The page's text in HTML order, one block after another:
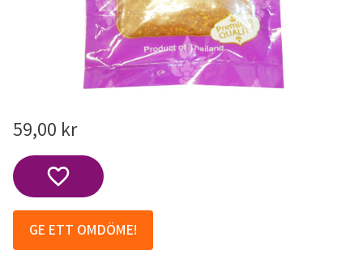
59,00 kr
Lägg till i favoriter
GE ETT OMDÖME!